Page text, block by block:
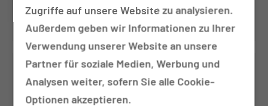
Zugriffe auf unsere Website zu analysieren.
Außerdem geben wir Informationen zu Ihrer
Verwendung unserer Website an unsere
Partner für soziale Medien, Werbung und
Analysen weiter, sofern Sie alle Cookie-
Optionen akzeptieren.